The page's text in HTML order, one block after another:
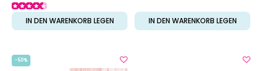
IN DEN WARENKORB LEGEN IN DEN WARENKORB LEGEN
-50%